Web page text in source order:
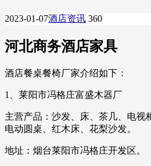
2023-01-07酒店资讯 360
河北商务酒店家具
酒店餐桌餐椅厂家介绍如下：
1、莱阳市冯格庄富盛木器厂
主营产品：沙发、床、茶几、电视
电动圆桌、红木床、花梨沙发。
地址：烟台莱阳市冯格庄开发区。